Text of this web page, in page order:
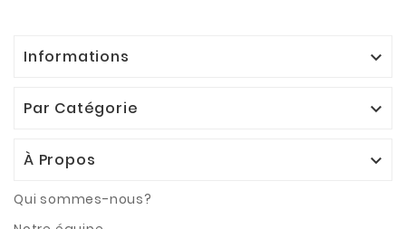
Informations 
Par Catégorie 
À Propos 
Qui sommes-nous?